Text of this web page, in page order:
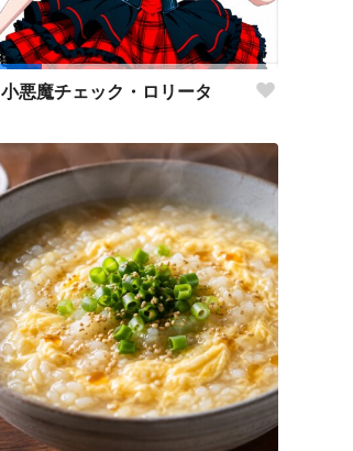
小悪魔チェック・ロリータ